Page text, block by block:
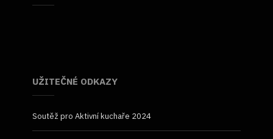
UŽITEČNÉ ODKAZY
Soutěž pro Aktivní kuchaře 2024